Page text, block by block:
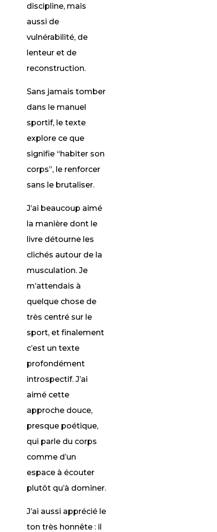
discipline, mais
aussi de
vulnérabilité, de
lenteur et de
reconstruction.
Sans jamais tomber
dans le manuel
sportif, le texte
explore ce que
signifie “habiter son
corps”, le renforcer
sans le brutaliser.
J’ai beaucoup aimé
la manière dont le
livre détourne les
clichés autour de la
musculation. Je
m’attendais à
quelque chose de
très centré sur le
sport, et finalement
c’est un texte
profondément
introspectif. J’ai
aimé cette
approche douce,
presque poétique,
qui parle du corps
comme d’un
espace à écouter
plutôt qu’à dominer.
J’ai aussi apprécié le
ton très honnête : il